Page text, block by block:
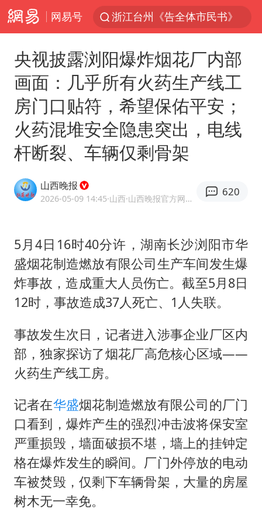
网易号
浙江台州《告全体市民书》
四川宜宾3.4级地震
泰国初中生饮弹自尽前开了26枪
多所高校取消艺考
伊斯兰版北约来了吗
22岁女生独闯南太行失联12天
薛之谦杭州站演唱会取消
张本智和：零封向鹏不意外
“准2万亿”之城点名支持三所大学
习近平心系体育强国建设
央视披露浏阳爆炸烟花厂内部
画面：几乎所有火药生产线工
房门口贴符，希望保佑平安；
火药混堆安全隐患突出，电线
杆断裂、车辆仅剩骨架
山西晚报
2026-05-09 14:45·山西 ·山西晚报官方网易号
620
5月4日16时40分许，湖南长沙浏阳市华
盛烟花制造燃放有限公司生产车间发生爆
炸事故，造成重大人员伤亡。截至5月8日
12时，事故造成37人死亡、1人失联。
事故发生次日，记者进入涉事企业厂区内
部，独家探访了烟花厂高危核心区域——
火药生产线工房。
记者在华盛烟花制造燃放有限公司的厂门
口看到，爆炸产生的强烈冲击波将保安室
严重损毁，墙面破损不堪，墙上的挂钟定
格在爆炸发生的瞬间。厂门外停放的电动
车被焚毁，仅剩下车辆骨架，大量的房屋
树木无一幸免。